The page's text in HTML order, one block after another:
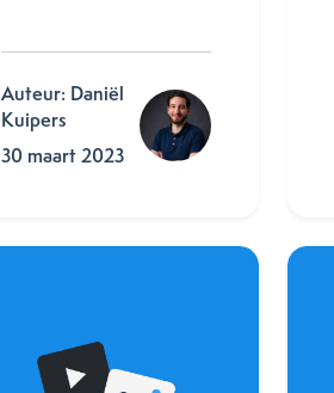
Auteur: Daniël
Kuipers
30 maart 2023